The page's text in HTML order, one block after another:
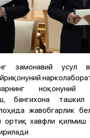
замонавий усул
ноқонуний
бангихона
жавобгарлик
ортиқ хавфли қилмиш